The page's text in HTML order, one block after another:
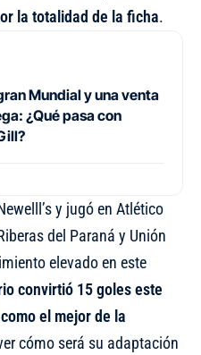
la totalidad de la ficha.
Mundial y una venta
¿Qué pasa con
y jugó en Atlético
del Paraná y Unión
elevado en este
convirtió 15 goles este
el mejor de la
cómo será su adaptación